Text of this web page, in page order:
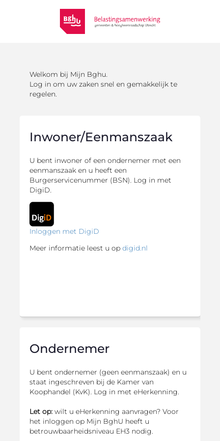
Welkom bij Mijn Bghu.
Log in om uw zaken snel en gemakkelijk te
regelen.
Inwoner/Eenmanszaak
U bent inwoner of een ondernemer met een
eenmanszaak en u heeft een
Burgerservicenummer (BSN). Log in met
DigiD.
Inloggen met DigiD
Meer informatie leest u op digid.nl
Ondernemer
U bent ondernemer (geen eenmanszaak) en u
staat ingeschreven bij de Kamer van
Koophandel (KvK). Log in met eHerkenning.
Let op: wilt u eHerkenning aanvragen? Voor
het inloggen op Mijn BghU heeft u
betrouwbaarheidsniveau EH3 nodig.